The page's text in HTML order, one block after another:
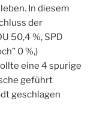
In diesem
der
50,4 %, SPD
0 %,)
eine 4 spurige
geführt
geschlagen